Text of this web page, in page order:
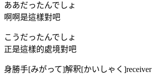
ああだったんでしょ
啊啊是這樣對吧
こうだったんでしょ
正是這樣的處境對吧
身勝手[みがって]解釈[かいしゃく]receiver